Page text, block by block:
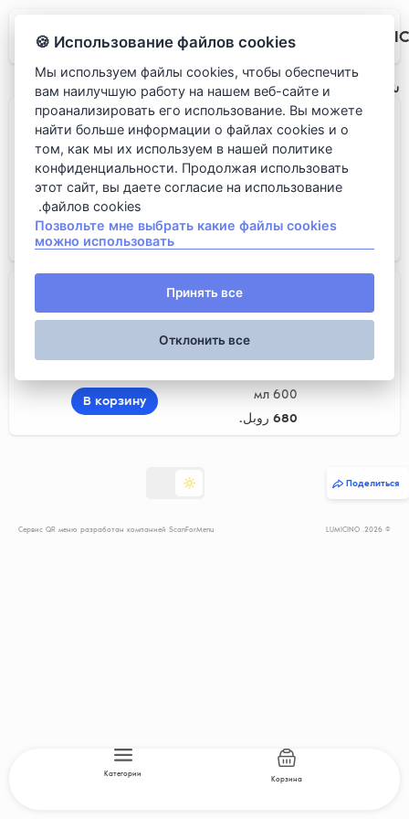
شاي بالفواكه
Красный апельсин, персик и роз...
600 мл
В корзину
Мандарин, маракуйя и лемонграс...
600 мл
680 روبل.
В корзину
Поделиться
© 2026. LUMICINO
Сервис QR меню разработан компанией ScanForMenu
Корзина
Категории
Использование файлов cookies 🍪
Мы используем файлы cookies, чтобы обеспечить
вам наилучшую работу на нашем веб-сайте и
проанализировать его использование. Вы можете
найти больше информации о файлах cookies и о
том, как мы их используем в нашей политике
конфиденциальности. Продолжая использовать
этот сайт, вы даете согласие на использование
файлов cookies.
Позвольте мне выбрать какие файлы cookies
можно использовать
Принять все
Отклонить все